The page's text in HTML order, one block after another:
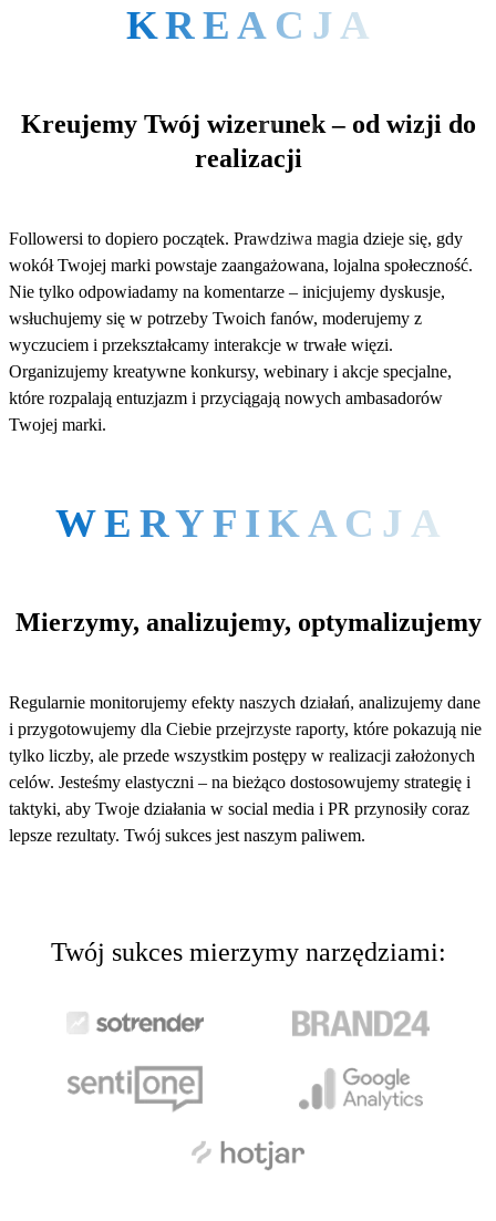
KREACJA
2
Kreujemy Twój wizerunek – od wizji do
realizacji
Followersi to dopiero początek. Prawdziwa magia dzieje się, gdy
wokół Twojej marki powstaje zaangażowana, lojalna społeczność.
Nie tylko odpowiadamy na komentarze – inicjujemy dyskusje,
wsłuchujemy się w potrzeby Twoich fanów, moderujemy z
wyczuciem i przekształcamy interakcje w trwałe więzi.
Organizujemy kreatywne konkursy, webinary i akcje specjalne,
które rozpalają entuzjazm i przyciągają nowych ambasadorów
Twojej marki.
WERYFIKACJA
3
Mierzymy, analizujemy, optymalizujemy
Regularnie monitorujemy efekty naszych działań, analizujemy dane
i przygotowujemy dla Ciebie przejrzyste raporty, które pokazują nie
tylko liczby, ale przede wszystkim postępy w realizacji założonych
celów. Jesteśmy elastyczni – na bieżąco dostosowujemy strategię i
taktyki, aby Twoje działania w social media i PR przynosiły coraz
lepsze rezultaty. Twój sukces jest naszym paliwem.
Twój sukces mierzymy narzędziami: